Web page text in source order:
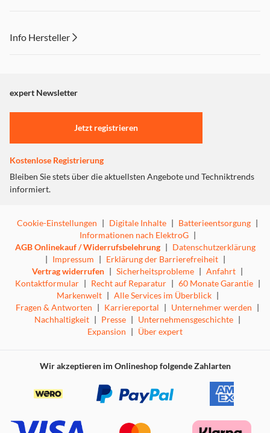
Info Hersteller
"Marketing".
Einstellungen anpassen
expert Newsletter
Jetzt registrieren
Kostenlose Registrierung
Bleiben Sie stets über die aktuellsten Angebote und Techniktrends
informiert.
Cookie-Einstellungen | Digitale Inhalte | Batterieentsorgung |
Informationen nach ElektroG |
AGB Onlinekauf / Widerrufsbelehrung | Datenschutzerklärung
| Impressum | Erklärung der Barrierefreiheit |
Vertrag widerrufen | Sicherheitsprobleme | Anfahrt |
Kontaktformular | Recht auf Reparatur | 60 Monate Garantie |
Markenwelt | Alle Services im Überblick |
Fragen & Antworten | Karriereportal | Unternehmer werden |
Nachhaltigkeit | Presse | Unternehmensgeschichte |
Expansion | Über expert
Wir akzeptieren im Onlineshop folgende Zahlarten